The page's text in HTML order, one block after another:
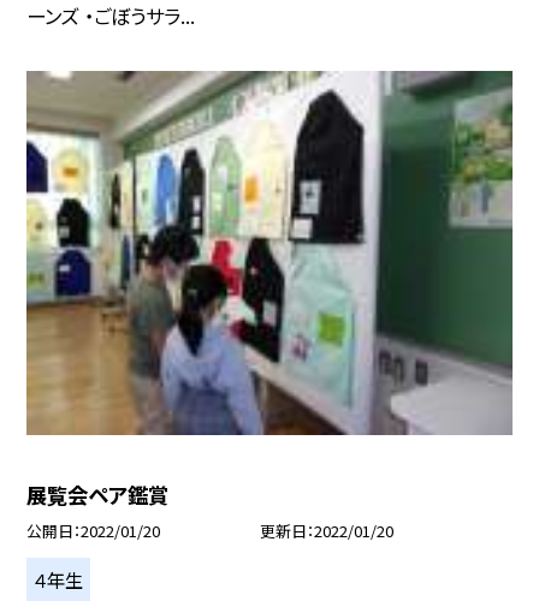
ーンズ ・ごぼうサラ...
展覧会ペア鑑賞
公開日 2022/01/20 更新日 2022/01/20
４年生